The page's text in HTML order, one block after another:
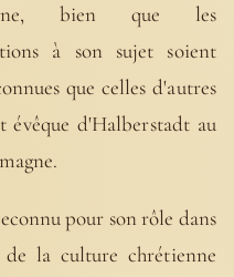
bien que les
à son sujet soient
que celles d'autres
évêque d'Halberstadt au
pour son rôle dans
la culture chrétienne